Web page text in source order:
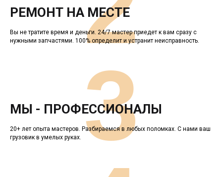
РЕМОНТ НА МЕСТЕ
Вы не тратите время и деньги. 24/7 мастер приедет к вам сразу с
нужными запчастями. 100% определит и устранит неисправность.
МЫ - ПРОФЕССИОНАЛЫ
20+ лет опыта мастеров. Разбираемся в любых поломках. С нами ваш
грузовик в умелых руках. 3